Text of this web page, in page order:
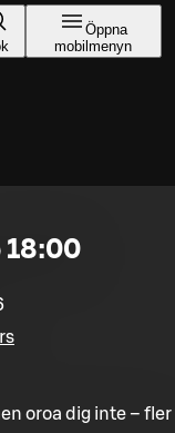
Öppna
mobilmenyn
18:00
oroa dig inte – fler